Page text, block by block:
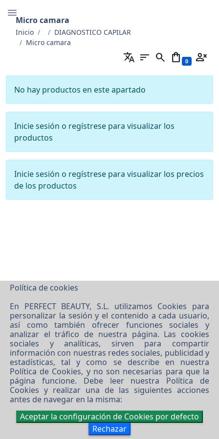
Micro camara
Inicio
DIAGNOSTICO CAPILAR
Micro camara
translate sort search shopping_bag 0 person_cancel
No hay productos en este apartado
Inicie sesión o regístrese para visualizar los
productos
Inicie sesión o regístrese para visualizar los precios
de los productos
©2026 PERFECT BEAUTY, S.L.
Software XgestEvo
Política de cookies
En PERFECT BEAUTY, S.L. utilizamos Cookies para
personalizar la sesión y el contenido a cada usuario,
así como también ofrecer funciones sociales y
analizar el tráfico de nuestra página. Las cookies
sociales y analíticas, sirven para compartir
información con nuestras redes sociales, publicidad y
estadísticas, tal y como se describe en nuestra
Política de Cookies, y no son necesarias para que la
página funcione. Debe leer nuestra Política de
Cookies y realizar una de las siguientes acciones
antes de navegar en la misma:
Aceptar la configuración de Cookies por defecto
Rechazar